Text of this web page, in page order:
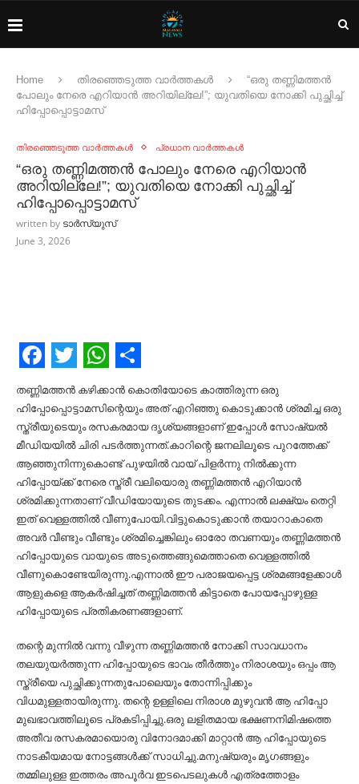
Home തിരഞ്ഞെടുത്ത വാർത്തകൾ
“ഒരു തണ്ണിമത്തൻ
പോലും നേരെ എറിയാൻ അറിയില്ലേ!”; യുവതിയെ നോക്കി പുച്ഛിച്ച്‌
ഹിപ്പോപ്പൊട്ടാമസ്
തിരഞ്ഞെടുത്ത വാർത്തകൾ പ്രധാന വാർത്തകൾ
“ഒരു തണ്ണിമത്തൻ പോലും നേരെ എറിയാൻ
അറിയില്ലേ!”; യുവതിയെ നോക്കി പുച്ഛിച്ച്‌
ഹിപ്പോപ്പൊട്ടാമസ്
written by ടാർസ്യുസ്
June 3, 2026
Facebook
Twitter
WhatsApp
Share
തണ്ണിമത്തൻ കഴിക്കാൻ കൊതിയോടെ കാത്തിരുന്ന ഒരു
ഹിപ്പോപ്പൊട്ടാമസിന്റെയും അത് എറിഞ്ഞു കൊടുക്കാൻ ശ്രമിച്ച ഒരു
സ്ത്രീയുടെയും രസകരമായ ദൃശ്യങ്ങളാണ് ഇപ്പോള്‍ സോഷ്യല്‍
മീഡിയയില്‍ ചിരി പടർത്തുന്നത്.കാറിന്റെ ജനലിലൂടെ പുറത്തേക്ക്
ആഞ്ഞുനിന്നുകൊണ്ട് പുഴയില്‍ വായ് പിളർന്നു നില്‍ക്കുന്ന
ഹിപ്പോയ്ക്ക് നേരെ സ്ത്രീ വലിയൊരു തണ്ണിമത്തൻ എറിയാൻ
ശ്രമിക്കുന്നതാണ് വീഡിയോയുടെ തുടക്കം. എന്നാല്‍ ലക്ഷ്യം തെറ്റി
ഇത് വെള്ളത്തില്‍ വീണുപോയി.വിട്ടുകൊടുക്കാൻ തയാറാകാതെ
അവർ വീണ്ടും വീണ്ടും ശ്രമിച്ചെങ്കിലും ഓരോ തവണയും തണ്ണിമത്തൻ
ഹിപ്പോയുടെ വായുടെ അടുത്തെങ്ങുമെത്താതെ വെള്ളത്തില്‍
വീണുകൊണ്ടേയിരുന്നു.എന്നാല്‍ ഈ പരാജയപ്പെട്ട ശ്രമങ്ങളേക്കാള്‍
ആളുകളെ ആകർഷിച്ചത് തണ്ണിമത്തൻ കിട്ടാതെ പോയപ്പോഴുള്ള
ഹിപ്പോയുടെ പ്രതികരണങ്ങളാണ്.
തന്റെ മുന്നില്‍ വന്നു വീഴുന്ന തണ്ണിമത്തൻ നോക്കി സാവധാനം
തലയുയർത്തുന്ന ഹിപ്പോയുടെ ഭാവം തീർത്തും നിരാശയും ഒപ്പം ആ
സ്ത്രീയെ പുച്ഛിക്കുന്നതുപോലെയും തോന്നിപ്പിക്കും
വിധമുള്ളതായിരുന്നു. തന്റെ ഉള്ളിലെ നിരാശ മുഴുവൻ ആ ഹിപ്പോ
മുഖഭാവത്തിലൂടെ പ്രകടിപ്പിച്ചു.ഒരു ലളിതമായ ഭക്ഷണനിമിഷത്തെ
അതീവ രസകരമായൊരു വിനോദമാക്കി മാറ്റാൻ ആ ഹിപ്പോയുടെ
നാടകീയമായ നോട്ടങ്ങള്‍ക്ക് സാധിച്ചു.മനുഷ്യരും മൃഗങ്ങളും
തമ്മിലുള്ള ഇത്തരം അപൂർവ ഇടപെടലുകള്‍ എത്രത്തോളം